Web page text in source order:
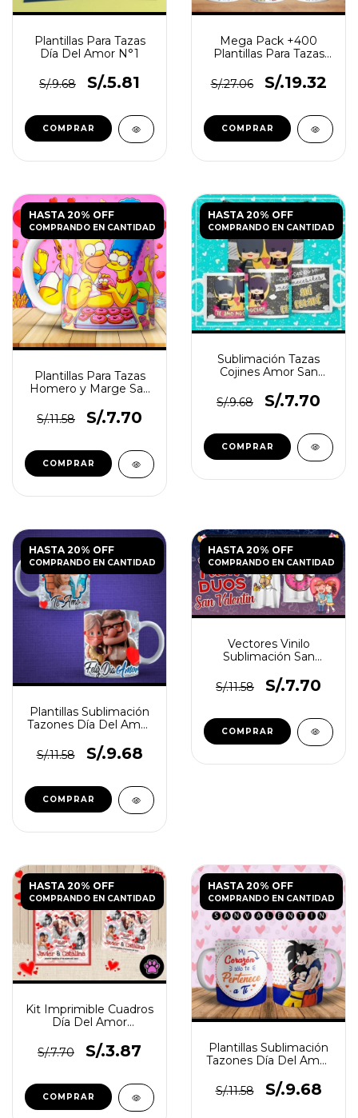
Plantillas Para Tazas
Día Del Amor N°1
S/.9.68 S/.5.81
Mega Pack +400
Plantillas Para Tazas
S/.27.06
S/.19.32
HASTA 20% OFF
COMPRANDO EN CANTIDAD
Plantillas Para Tazas
Homero y Marge San
S/.11.58
S/.7.70
HASTA 20% OFF
COMPRANDO EN CANTIDAD
Sublimación Tazas
Cojines Amor San
S/.9.68
S/.7.70
HASTA 20% OFF
COMPRANDO EN CANTIDAD
Plantillas Sublimación
Tazones Día Del Amor
S/.11.58
S/.9.68
HASTA 20% OFF
COMPRANDO EN CANTIDAD
Vectores Vinilo
Sublimación San
/duos
S/.11.58 S/.7.70
HASTA 20% OFF
COMPRANDO EN CANTIDAD
Kit Imprimible Cuadros
Día Del Amor
S/.7.70
S/.3.87
HASTA 20% OFF
COMPRANDO EN CANTIDAD
Plantillas Sublimación
Tazones Día Del Amor
S/.11.58
S/.9.68